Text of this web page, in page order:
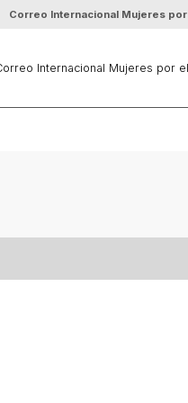
Correo Internacional Mujeres
Internacional Mujeres por